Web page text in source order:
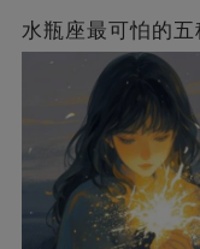
水瓶座最可怕的